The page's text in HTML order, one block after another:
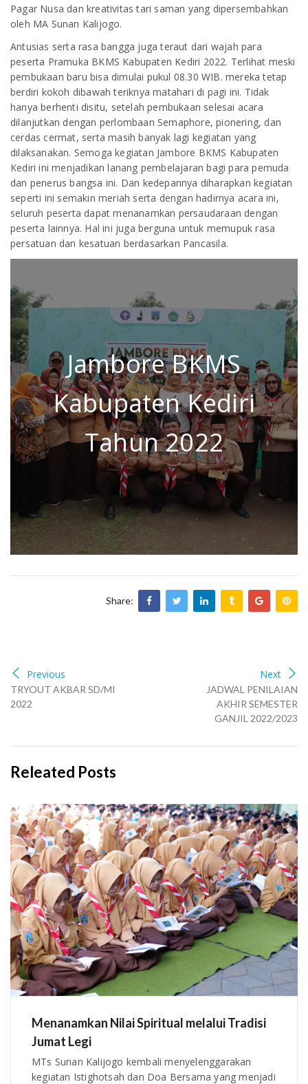
Pagar Nusa dan kreativitas tari saman yang dipersembahkan
oleh MA Sunan Kalijogo.
Antusias serta rasa bangga juga teraut dari wajah para
peserta Pramuka BKMS Kabupaten Kediri 2022. Terlihat meski
pembukaan baru bisa dimulai pukul 08.30 WIB. mereka tetap
berdiri kokoh dibawah teriknya matahari di pagi ini. Tidak
hanya berhenti disitu, setelah pembukaan selesai acara
dilanjutkan dengan perlombaan Semaphore, pionering, dan
cerdas cermat, serta masih banyak lagi kegiatan yang
dilaksanakan. Semoga kegiatan Jambore BKMS Kabupaten
Kediri ini menjadikan lanang pembelajaran bagi para pemuda
dan penerus bangsa ini. Dan kedepannya diharapkan kegiatan
seperti ini semakin meriah serta dengan hadirnya acara ini,
seluruh peserta dapat menanamkan persaudaraan dengan
peserta lainnya. Hal ini juga berguna untuk memupuk rasa
persatuan dan kesatuan berdasarkan Pancasila.
Jambore BKMS
Kabupaten Kediri
Tahun 2022
Share:
Previous
TRYOUT AKBAR SD/MI
2022
Next
JADWAL PENILAIAN
AKHIR SEMESTER
GANJIL 2022/2023
Releated Posts
Menanamkan Nilai Spiritual melalui Tradisi
Jumat Legi
MTs Sunan Kalijogo kembali menyelenggarakan
kegiatan Istighotsah dan Doa Bersama yang menjadi